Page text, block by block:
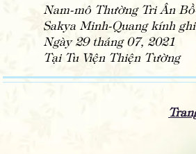
Nam-mô Thường Tri Ân
Sakya Minh-Quang kính ghi
Ngày 29 tháng 07, 2021
Tại Tu Viện Thiện Tường